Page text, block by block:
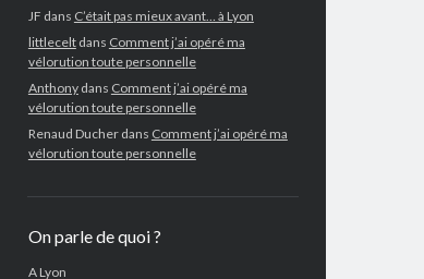
JF dans C’était pas mieux avant… à Lyon
littleceltdans Comment j’ai opéré ma
vélorution toute personnelle
Anthonydans Comment j’ai opéré ma
vélorution toute personnelle
Renaud Ducherdans Comment j’ai opéré ma
vélorution toute personnelle
On parle de quoi ?
A Lyon